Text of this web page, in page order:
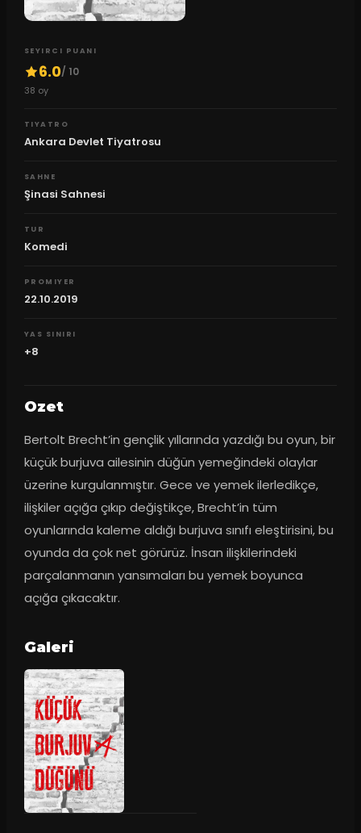
SEYIRCI PUANI
6.0/ 10
38 oy
TIYATRO
Ankara Devlet Tiyatrosu
SAHNE
Şinasi Sahnesi
TUR
Komedi
PROMIYER
22.10.2019
YAS SINIRI
+8
Ozet
Bertolt Brecht’in gençlik yıllarında yazdığı bu oyun, bir
küçük burjuva ailesinin düğün yemeğindeki olaylar
üzerine kurgulanmıştır. Gece ve yemek ilerledikçe,
ilişkiler açığa çıkıp değiştikçe, Brecht’in tüm
oyunlarında kaleme aldığı burjuva sınıfı eleştirisini, bu
oyunda da çok net görürüz. İnsan ilişkilerindeki
parçalanmanın yansımaları bu yemek boyunca
açığa çıkacaktır.
Galeri